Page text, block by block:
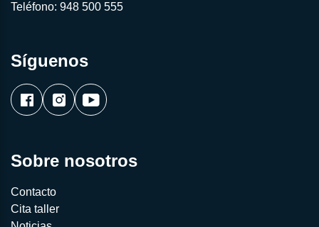
Teléfono: 948 500 555
Síguenos
Sobre nosotros
Contacto
Cita taller